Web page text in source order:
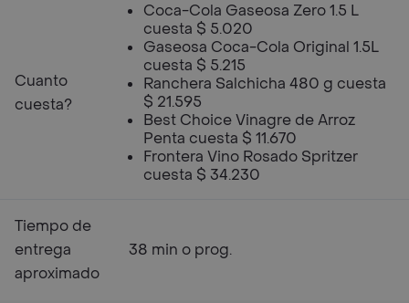
Cuanto
cuesta?
Coca-Cola Gaseosa Zero 1.5 L
cuesta $ 5.020
Gaseosa Coca-Cola Original 1.5L
cuesta $ 5.215
Ranchera Salchicha 480 g cuesta
$ 21.595
Best Choice Vinagre de Arroz
Penta cuesta $ 11.670
Frontera Vino Rosado Spritzer
cuesta $ 34.230
Tiempo de
entrega
aproximado
38 min o prog.